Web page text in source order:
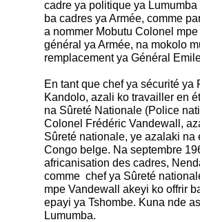
cadre ya politique ya
ba cadres ya Armée, comme
a nommer Mobutu Colonel mpe
général ya Armée, na mokolo
remplacement ya Général
En tant que chef ya sécurité ya
Kandolo, azali ko travailler en
na Sûreté Nationale (Police
Colonel Frédéric Vandewall,
Sûreté nationale, ye azalaki na
Congo belge. Na septembre
africanisation des cadres,
comme chef ya Sûreté
mpe Vandewall akeyi ko offrir
epayi ya Tshombe. Kuna nde
Lumumba.